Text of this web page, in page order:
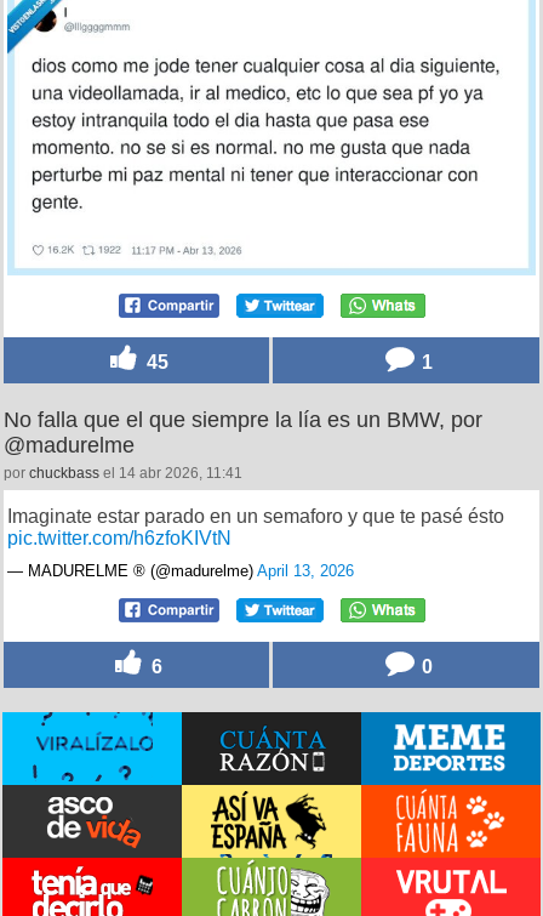
45 1
No falla que el que siempre la lía es un BMW, por
@madurelme
por chuckbass el 14 abr 2026, 11:41
Imaginate estar parado en un semaforo y que te pasé ésto
pic.twitter.com/h6zfoKIVtN
— MADURELME ® (@madurelme) April 13, 2026
6 0